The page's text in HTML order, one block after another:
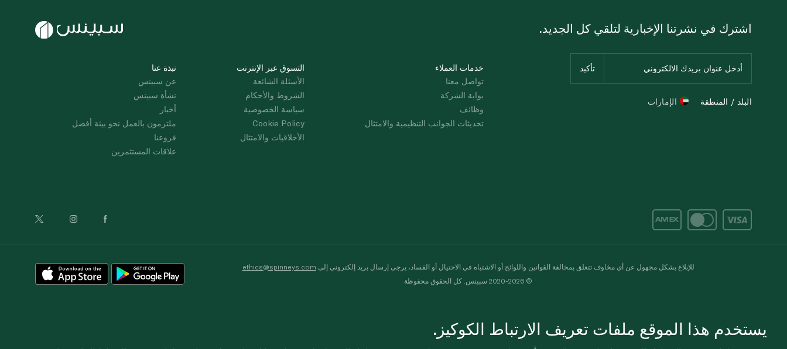
نبذة عنا
عن سبينس
نشأة سبينس
أخبار
ملتزمون بالعمل نحو بيئة أفضل
فروعنا
علاقات المستثمرين
التسوق عبر الإنترنت
الأسئلة الشائعة
الشروط والأحكام
سياسة الخصوصية
Cookie Policy
الأخلاقيات والامتثال
خدمات العملاء
تواصل معنا
بوابة الشركة
وظائف
تحديثات الجوانب التنظيمية والامتثال
اشترك في نشرتنا الإخبارية لتلقي كل الجديد.
البلد / المنطقة الإمارات
للإبلاغ بشكل مجهول عن أي مخاوف تتعلق بمخالفة القوانين واللوائح أو الاشتباه في الاحتيال أو الفساد، يرجى إرسال بريد إلكتروني إلى ethics@spinneys.com
© 2020-2026 سبينس. كل الحقوق محفوظة
يستخدم هذا الموقع ملفات تعريف الارتباط الكوكيز.